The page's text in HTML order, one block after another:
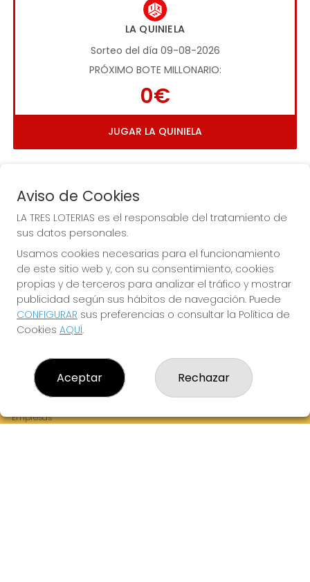
LA QUINIELA
Sorteo del día 09-08-2026
PRÓXIMO BOTE MILLONARIO:
0€
JUGAR LA QUINIELA
¡La Tres Loterias te desea Mucha Suerte!
¿Quiénes somos?
Comprar lotería
Resultados
Empresas
Aviso de Cookies
LA TRES LOTERIAS es el responsable del tratamiento de
sus datos personales.
Usamos cookies necesarias para el funcionamiento
de este sitio web y, con su consentimiento, cookies
propias y de terceros para analizar el tráfico y mostrar
publicidad según sus hábitos de navegación. Puede
CONFIGURAR sus preferencias o consultar la Política de
Cookies AQUÍ.
Aceptar Rechazar